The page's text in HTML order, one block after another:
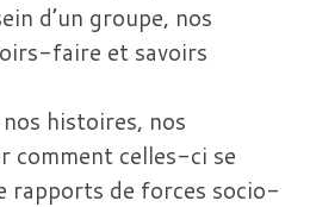
d’un groupe, nos
faire et savoirs
histoires, nos
comment celles-ci se
rapports de forces socio-